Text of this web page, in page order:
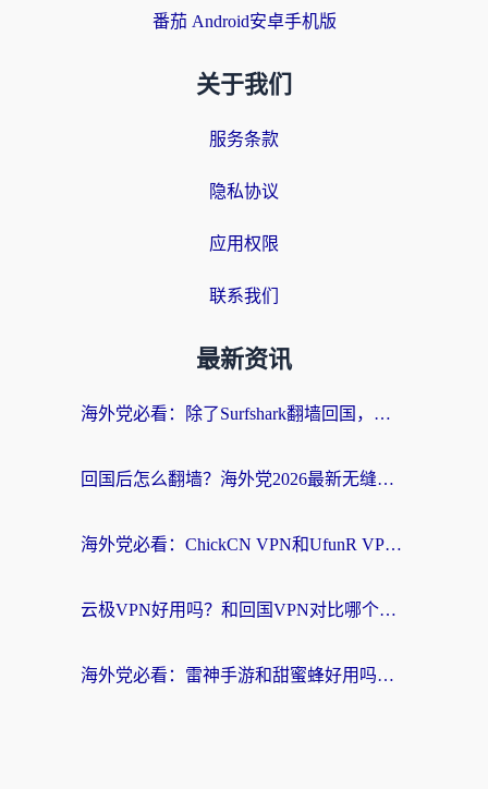
番茄 Android安卓手机版
关于我们
服务条款
隐私协议
应用权限
联系我们
最新资讯
海外党必看：除了Surfshark翻墙回国，这些加速器选择技巧你真的懂吗？
回国后怎么翻墙？海外党2026最新无缝访问国内资源全攻略（附对比实测）
海外党必看：ChickCN VPN和UfunR VPN对比哪个回国效果更好？附实用选择指南
云极VPN好用吗？和回国VPN对比哪个回国效果更好？海外党亲测避坑指南
海外党必看：雷神手游和甜蜜蜂好用吗？3步选对回国加速器无缝刷国内资源